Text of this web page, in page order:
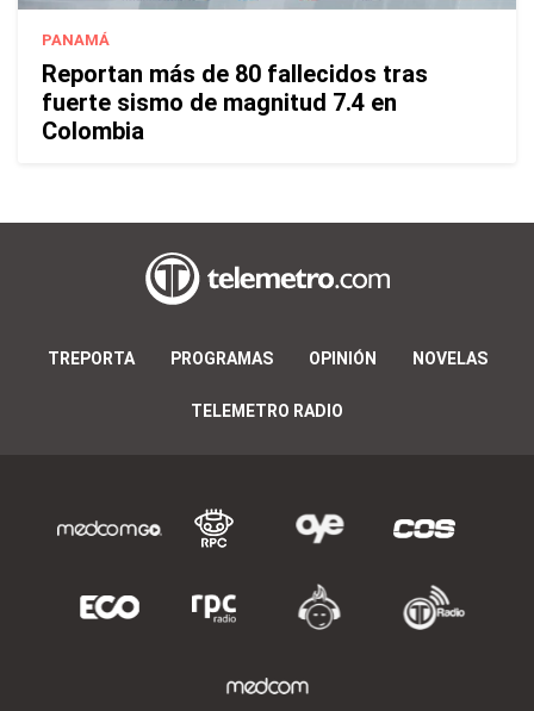
PANAMÁ
Reportan más de 80 fallecidos tras
fuerte sismo de magnitud 7.4 en
Colombia
TREPORTA PROGRAMAS OPINIÓN NOVELAS
TELEMETRO RADIO